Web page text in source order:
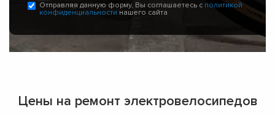
Отправляя данную форму, Вы соглашаетесь с политикой
конфиденциальности нашего сайта
Цены на ремонт электровелосипедов